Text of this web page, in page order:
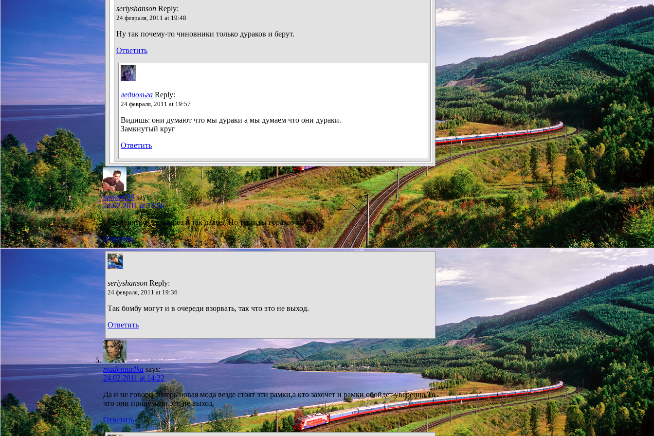
seriyshanson Reply:
24 февраля, 2011 at 19:48
Ну так почему-то чиновники только дураков и берут.
Ответить
ледиольга Reply:
24 февраля, 2011 at 19:57
Видишь: они думают что мы дураки а мы думаем что они дураки.
Замкнутый круг
Ответить
tankard39 says:
24.02.2011 at 13:56
Оно понятно, что мороз и так далее.. Но теракты гораздо хуже..
Ответить
seriyshanson Reply:
24 февраля, 2011 at 19:36
Так бомбу могут и в очереди взорвать, так что это не выход.
Ответить
madonna4ka says:
24.02.2011 at 14:22
Да и не говори теперь новая мода везде стоят эти рамки,а кто захочет и рамки обойдет уверенна.То
что они придумали это не выход.
Ответить